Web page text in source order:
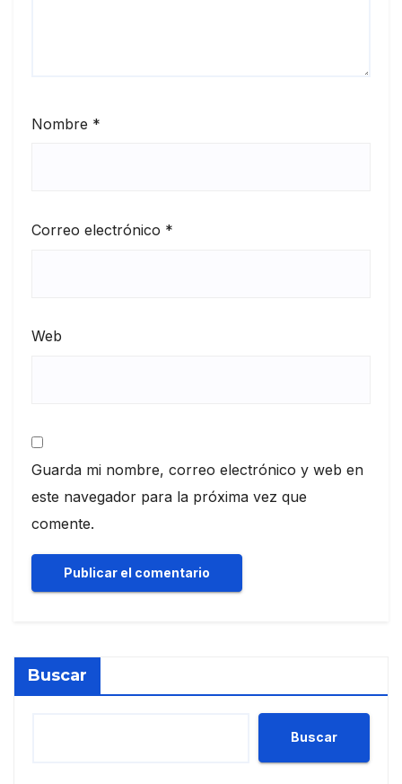
Nombre *
Correo electrónico *
Web
Guarda mi nombre, correo electrónico y web en
este navegador para la próxima vez que
comente.
Buscar
Buscar